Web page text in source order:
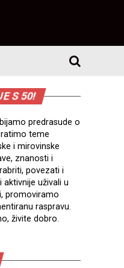
S 50!
predrasude o
teme
i mirovinske
znanosti i
povezati i
uživali u
promoviramo
raspravu.
živite dobro.